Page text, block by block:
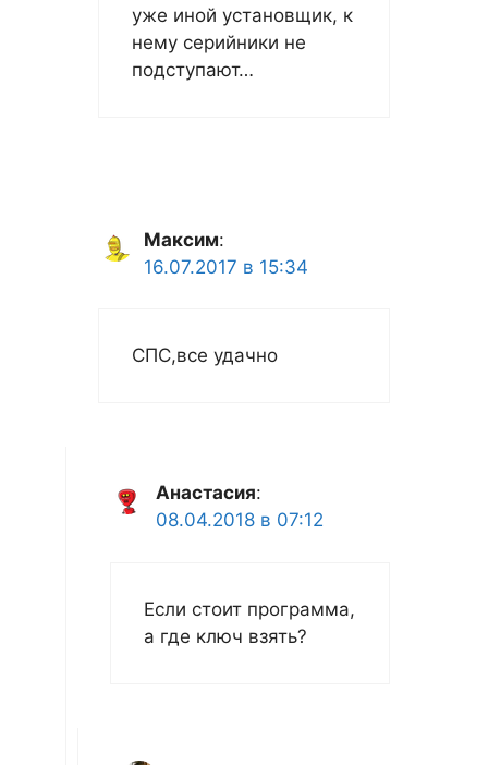
уже иной установщик, к
нему серийники не
подступают…
Максим:
16.07.2017 в 15:34
СПС,все удачно
Анастасия:
08.04.2018 в 07:12
Если стоит программа,
а где ключ взять?